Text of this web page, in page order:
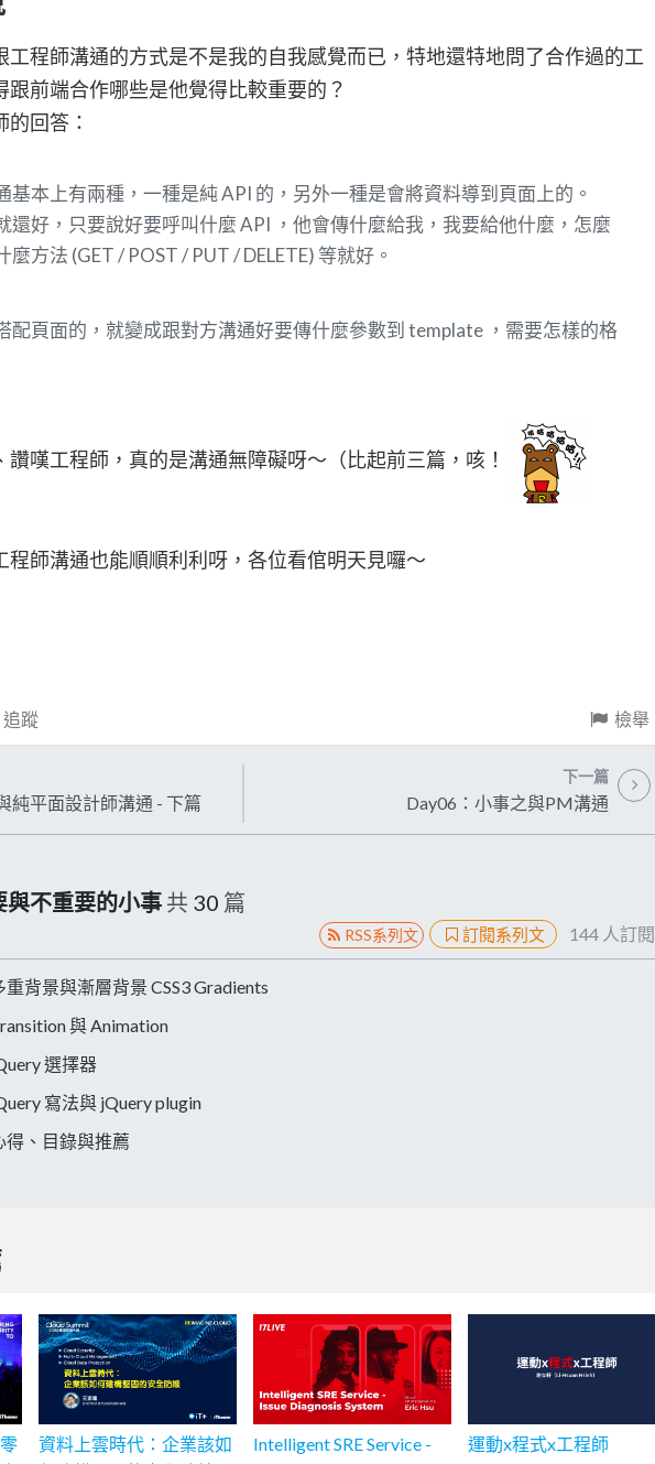
工程師溝通的方式是不是我的自我感覺而已，特地還特地問了合作過的工
跟前端合作哪些是他覺得比較重要的？
回答：
基本上有兩種，一種是純 API 的，另外一種是會將資料導到頁面上的。
還好，只要說好要呼叫什麼 API ，他會傳什麼給我，我要給他什麼，怎麼
麼方法 (GET / POST / PUT / DELETE) 等就好。
配頁面的，就變成跟對方溝通好要傳什麼參數到 template ，需要怎樣的格
讚嘆工程師，真的是溝通無障礙呀～（比起前三篇，咳！
程師溝通也能順順利利呀，各位看倌明天見囉～
追蹤 檢舉
純平面設計師溝通 - 下篇
下一篇
Day06：小事之與PM溝通
與不重要的小事 共 30 篇
RSS系列文 訂閱系列文 144 人訂閱
背景與漸層背景 CSS3 Gradients
與 Animation
選擇器
寫法與 jQuery plugin
得、目錄與推薦
資料上雲時代：企業該如
Intelligent SRE Service -
運動x程式x工程師